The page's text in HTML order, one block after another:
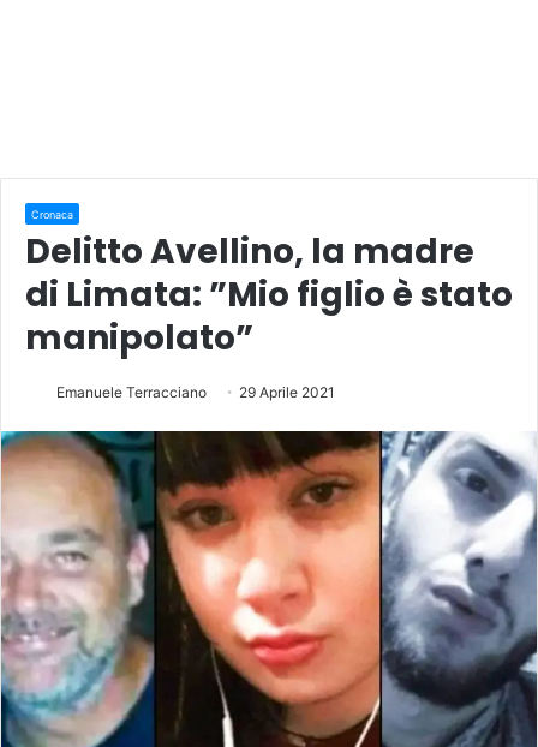
Cronaca
Delitto Avellino, la madre
di Limata: ”Mio figlio è stato
manipolato”
Emanuele Terracciano 29 Aprile 2021